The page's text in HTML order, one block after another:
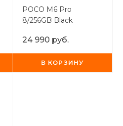
POCO M6 Pro
8/256GB Black
24 990 руб.
В КОРЗИНУ